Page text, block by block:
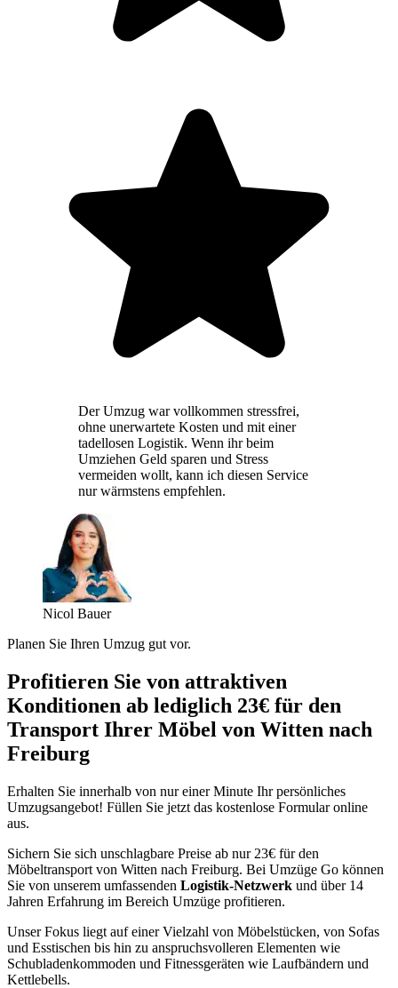
Der Umzug war vollkommen stressfrei,
ohne unerwartete Kosten und mit einer
tadellosen Logistik. Wenn ihr beim
Umziehen Geld sparen und Stress
vermeiden wollt, kann ich diesen Service
nur wärmstens empfehlen.
Nicol Bauer
Planen Sie Ihren Umzug gut vor.
Profitieren Sie von attraktiven
Konditionen ab lediglich 23€ für den
Transport Ihrer Möbel von Witten nach
Freiburg
Erhalten Sie innerhalb von nur einer Minute Ihr persönliches
Umzugsangebot! Füllen Sie jetzt das kostenlose Formular online
aus.
Sichern Sie sich unschlagbare Preise ab nur 23€ für den
Möbeltransport von Witten nach Freiburg. Bei Umzüge Go können
Sie von unserem umfassenden Logistik-Netzwerk und über 14
Jahren Erfahrung im Bereich Umzüge profitieren.
Unser Fokus liegt auf einer Vielzahl von Möbelstücken, von Sofas
und Esstischen bis hin zu anspruchsvolleren Elementen wie
Schubladenkommoden und Fitnessgeräten wie Laufbändern und
Kettlebells.